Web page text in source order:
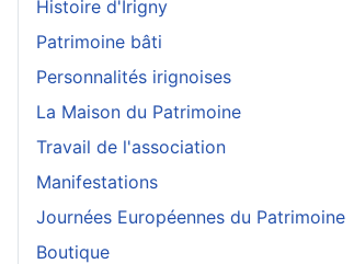
Histoire d'Irigny
Patrimoine bâti
Personnalités irignoises
La Maison du Patrimoine
Travail de l'association
Manifestations
Journées Européennes du Patrimoine
Boutique